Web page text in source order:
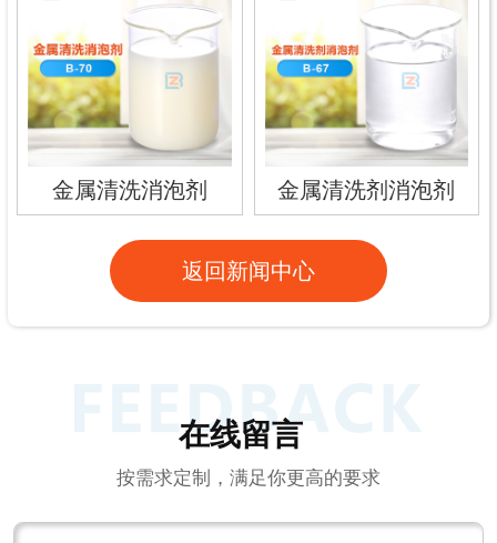
金属清洗消泡剂 金属清洗剂消泡剂
返回新闻中心
在线留言
按需求定制，满足你更高的要求